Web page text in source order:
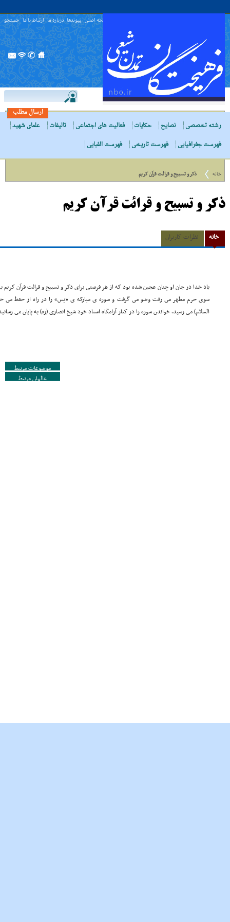
صفحه اصلی پیوندها درباره ما ارتباط با ما جستجو
ارسال مطلب
رشته تخصصی
نصایح حکایات فعالیت های اجتماعی تالیفات
علمای شهید
فهرست جغرافیایی
فهرست تاریخی فهرست الفبایی
خانه ذکر و تسبیح و قرائت قرآن کریم
ذکر و تسبیح و قرائت قرآن کریم
خانه نظرات کاربران
یاد خدا در جان او چنان عجین شده بود که از هر فرصتى براى ذکر و تسبیح و قرائت قرآن
سوى حرم مطهر مى رفت وضو مى گرفت و سوره ى مبارکه ى «یس» را در راه از حفظ مى
السلام) مى رسید، خواندن سوره را در کنار آرامگاه استاد خود شیخ انصارى (ره) به پایان مى
موضوعات مرتبط
عالمان مرتبط